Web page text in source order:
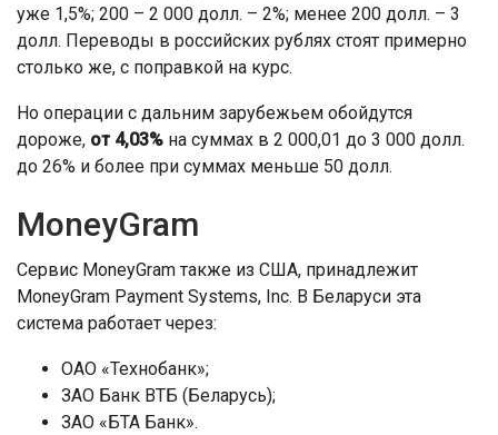
уже 1,5%; 200 – 2 000 долл. – 2%; менее 200 долл. – 3
долл. Переводы в российских рублях стоят примерно
столько же, с поправкой на курс.
Но операции с дальним зарубежьем обойдутся
дороже, от 4,03% на суммах в 2 000,01 до 3 000 долл.
до 26% и более при суммах меньше 50 долл.
MoneyGram
Сервис MoneyGram также из США, принадлежит
MoneyGram Payment Systems, Inc. В Беларуси эта
система работает через:
ОАО «Технобанк»;
ЗАО Банк ВТБ (Беларусь);
ЗАО «БТА Банк».